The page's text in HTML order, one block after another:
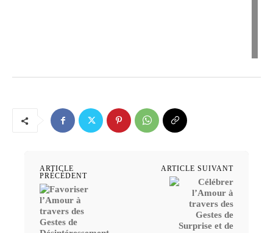
ARTICLE
PRÉCÉDENT
ARTICLE SUIVANT